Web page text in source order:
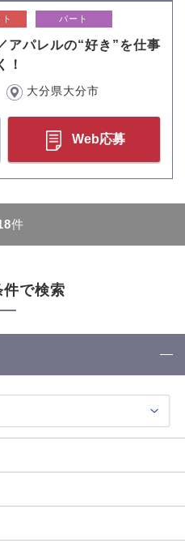
パート
アパレルの“好き”を仕事
！
大分県大分市
Web応募
件
で検索